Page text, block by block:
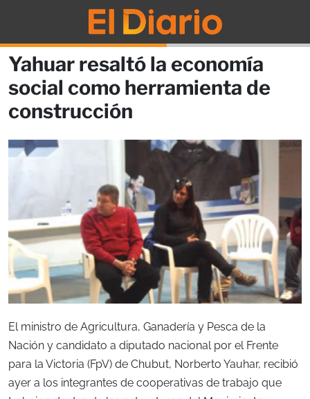
Yahuar resaltó la economía
social como herramienta de
construcción
El ministro de Agricultura, Ganadería y Pesca de la
Nación y candidato a diputado nacional por el Frente
para la Victoria (FpV) de Chubut, Norberto Yauhar, recibió
ayer a los integrantes de cooperativas de trabajo que